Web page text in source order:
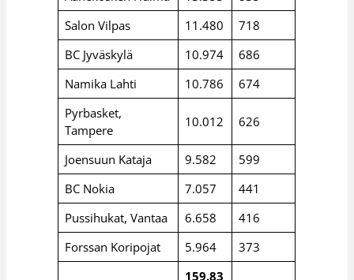
Salon Vilpas
11.480
718
BC Jyväskylä
10.974
686
Namika Lahti
10.786
674
Pyrbasket,
Tampere
10.012 626
Joensuun Kataja 9.582
599
BC Nokia
7.057
441
Pussihukat, Vantaa
6.658
416
Forssan Koripojat
5.964 373
159.83